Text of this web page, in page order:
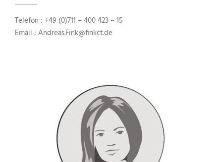
Telefon : +49 (0)711 – 400 423 – 15
Email : Andreas.Fink@finkct.de